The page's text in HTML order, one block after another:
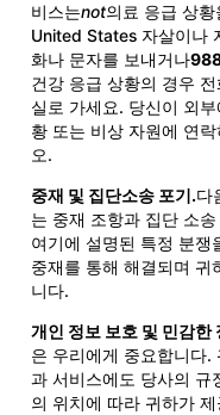
비스는not의료 응급 상
United States 자살이나
화나 문자를 보내거나
건강 응급 상황의 경우
실로 가세요. 당신이 외
황 또는 비상 자원에 연
오.
중재 및 집단소송 포기.다
는 중재 조항과 집단 소
여기에 설명된 특정 분쟁
중재를 통해 해결되며 귀
니다.
개인 정보 보호 및 민감한
은 우리에게 중요합니다
과 서비스에도 당사의 규
의 위치에 따라 귀하가